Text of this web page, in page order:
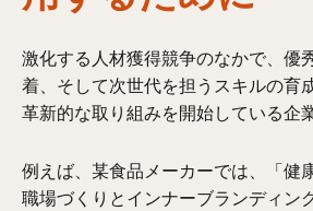
激化する人材獲得競争のなかで、優
着、そして次世代を担うスキルの育
革新的な取り組みを開始している企
例えば、某食品メーカーでは、「健
職場づくりとインナーブランディン